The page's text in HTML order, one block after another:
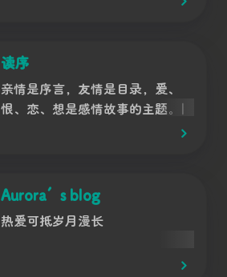
读序
亲情是序言，友情是目录，爱、
恨、恋、想是感情故事的主题。|
Aurora’s blog
热爱可抵岁月漫长